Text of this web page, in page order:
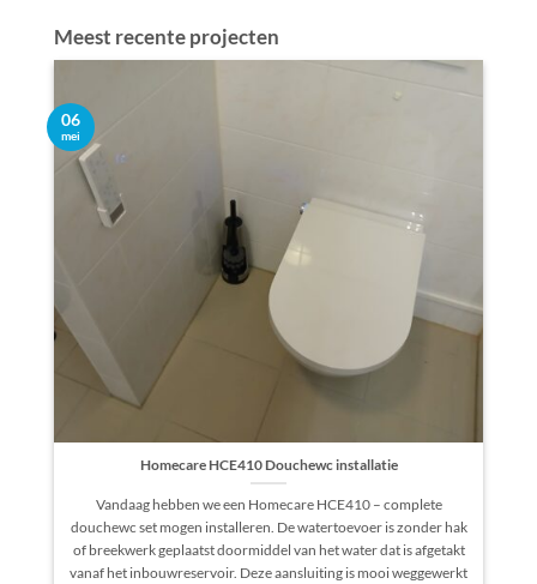
Meest recente projecten
Homecare HCE410 Douchewc installatie
Vandaag hebben we een Homecare HCE410 – complete
douchewc set mogen installeren. De watertoevoer is zonder hak
of breekwerk geplaatst doormiddel van het water dat is afgetakt
vanaf het inbouwreservoir. Deze aansluiting is mooi weggewerkt
06
mei